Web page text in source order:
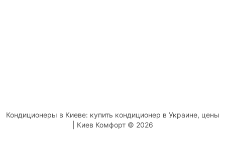
Кондиционеры в Киеве: купить кондиционер в Украине, цены
| Киев Комфорт © 2026